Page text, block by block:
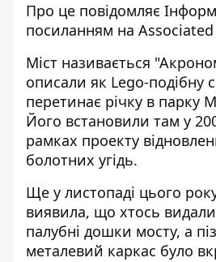
Про це повідомляє
посиланням на Associated
Міст називається
описали як Lego-подібну
перетинає річку в парку
Його встановили там у
рамках проекту
болотних угідь.
Ще у листопаді цього
виявила, що хтось
палубні дошки мосту, а
металевий каркас було